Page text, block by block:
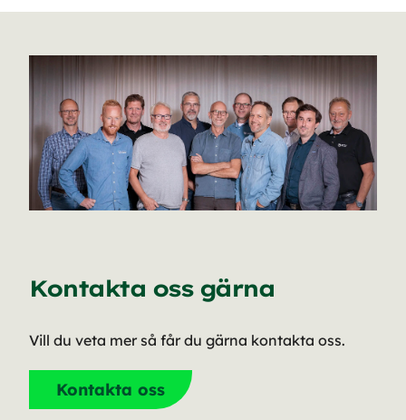
Kontakta oss gärna
Vill du veta mer så får du gärna kontakta oss.
Kontakta oss